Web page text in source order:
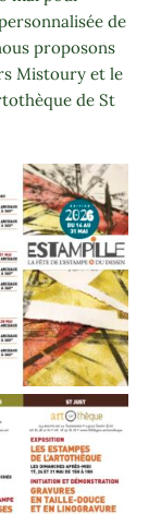
de
proposons
Mistoury et le
de St